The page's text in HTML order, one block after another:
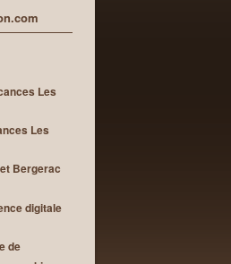
Les
Les
Bergerac
digitale
de